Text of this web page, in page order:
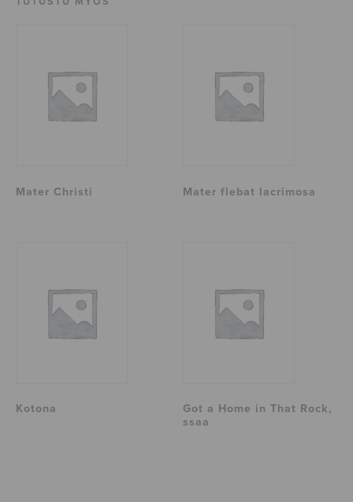
Mater Christi Mater flebat lacrimosa
Kotona
Got a Home in That Rock,
ssaa